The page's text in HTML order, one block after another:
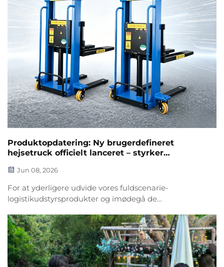
Produktopdatering: Ny brugerdefineret
hejsetruck officielt lanceret – styrker
Jun 08, 2026
For at yderligere udvide vores fuldscenarie-
logistikudstyrsprodukter og imødegå de
i globale lagre, fabrikker og logistikvirksomheder er
vores virksomhed stolt over at annoncere den
officielle lancering af den nye...